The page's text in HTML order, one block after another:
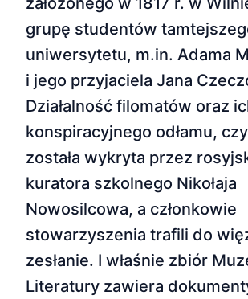
grupę studentów
uniwersytetu, m.in. Adama
i jego przyjaciela Jana
Działalność filomatów oraz
konspiracyjnego odłamu,
została wykryta przez
kuratora szkolnego Nikołaja
Nowosilcowa, a członkowie
stowarzyszenia trafili do
zesłanie. I właśnie zbiór
Literatury zawiera